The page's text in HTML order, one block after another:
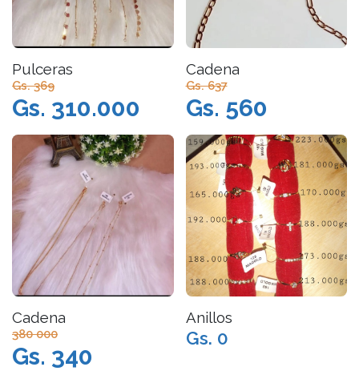
Pulceras
Gs. 369
Gs. 310.000
Cadena
Gs. 637
Gs. 560
Cadena
380 000
Gs. 340
Anillos
Gs. 0